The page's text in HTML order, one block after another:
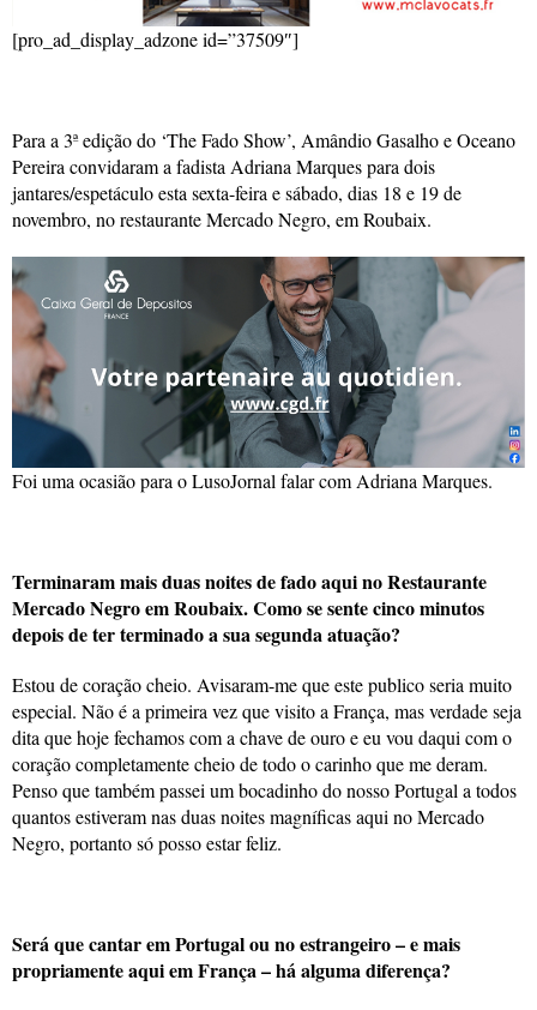
[pro_ad_display_adzone id=”37509″]
Para a 3ª edição do ‘The Fado Show’, Amândio Gasalho e Oceano
Pereira convidaram a fadista Adriana Marques para dois
jantares/espetáculo esta sexta-feira e sábado, dias 18 e 19 de
novembro, no restaurante Mercado Negro, em Roubaix.
Foi uma ocasião para o LusoJornal falar com Adriana Marques.
Terminaram mais duas noites de fado aqui no Restaurante
Mercado Negro em Roubaix. Como se sente cinco minutos
depois de ter terminado a sua segunda atuação?
Estou de coração cheio. Avisaram-me que este publico seria muito
especial. Não é a primeira vez que visito a França, mas verdade seja
dita que hoje fechamos com a chave de ouro e eu vou daqui com o
coração completamente cheio de todo o carinho que me deram.
Penso que também passei um bocadinho do nosso Portugal a todos
quantos estiveram nas duas noites magníficas aqui no Mercado
Negro, portanto só posso estar feliz.
Será que cantar em Portugal ou no estrangeiro – e mais
propriamente aqui em França – há alguma diferença?